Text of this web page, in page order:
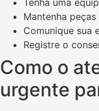
Tenha uma
Mantenha
Comunique sua
Registre o
Como o
urgente